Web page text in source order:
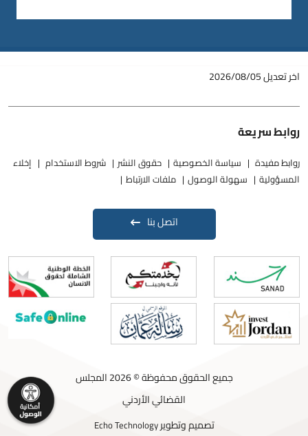
اخر تعديل2026/08/05
روابط سريعة
روابط مفيدة سياسة الخصوصية حقوق النشر شروط الاستخدام
إخلاء
المسؤولية
سهولة الوصول ملفات الارتباط
اتصل بنا
جميع الحقوق محفوظة © 2026 المجلس
القضائي الأردني
تصميم وتطويرEcho Technology